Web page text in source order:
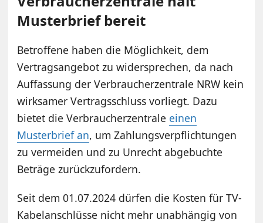
Musterbrief bereit
Betroffene haben die Möglichkeit, dem
Vertragsangebot zu widersprechen, da nach
Auffassung der Verbraucherzentrale NRW kein
wirksamer Vertragsschluss vorliegt. Dazu
bietet die Verbraucherzentrale einen
Musterbrief an, um Zahlungsverpflichtungen
zu vermeiden und zu Unrecht abgebuchte
Beträge zurückzufordern.
Seit dem 01.07.2024 dürfen die Kosten für TV-
Kabelanschlüsse nicht mehr unabhängig von